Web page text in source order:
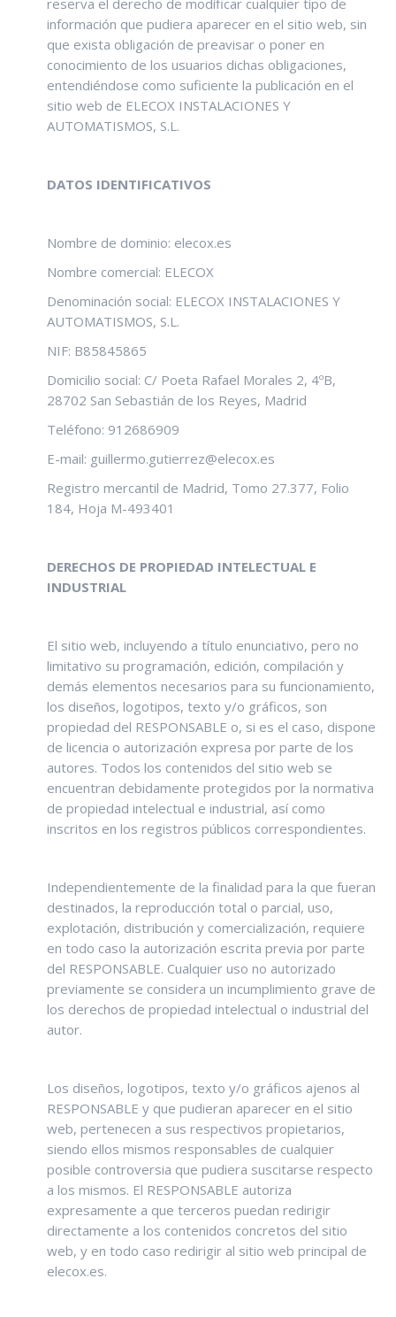
reserva el derecho de modificar cualquier tipo de
información que pudiera aparecer en el sitio web, sin
que exista obligación de preavisar o poner en
conocimiento de los usuarios dichas obligaciones,
entendiéndose como suficiente la publicación en el
sitio web de ELECOX INSTALACIONES Y
AUTOMATISMOS, S.L.
DATOS IDENTIFICATIVOS
Nombre de dominio: elecox.es
Nombre comercial: ELECOX
Denominación social: ELECOX INSTALACIONES Y
AUTOMATISMOS, S.L.
NIF: B85845865
Domicilio social: C/ Poeta Rafael Morales 2, 4ºB,
28702 San Sebastián de los Reyes, Madrid
Teléfono: 912686909
E-mail: guillermo.gutierrez@elecox.es
Registro mercantil de Madrid, Tomo 27.377, Folio
184, Hoja M-493401
DERECHOS DE PROPIEDAD INTELECTUAL E
INDUSTRIAL
El sitio web, incluyendo a título enunciativo, pero no
limitativo su programación, edición, compilación y
demás elementos necesarios para su funcionamiento,
los diseños, logotipos, texto y/o gráficos, son
propiedad del RESPONSABLE o, si es el caso, dispone
de licencia o autorización expresa por parte de los
autores. Todos los contenidos del sitio web se
encuentran debidamente protegidos por la normativa
de propiedad intelectual e industrial, así como
inscritos en los registros públicos correspondientes.
Independientemente de la finalidad para la que fueran
destinados, la reproducción total o parcial, uso,
explotación, distribución y comercialización, requiere
en todo caso la autorización escrita previa por parte
del RESPONSABLE. Cualquier uso no autorizado
previamente se considera un incumplimiento grave de
los derechos de propiedad intelectual o industrial del
autor.
Los diseños, logotipos, texto y/o gráficos ajenos al
RESPONSABLE y que pudieran aparecer en el sitio
web, pertenecen a sus respectivos propietarios,
siendo ellos mismos responsables de cualquier
posible controversia que pudiera suscitarse respecto
a los mismos. El RESPONSABLE autoriza
expresamente a que terceros puedan redirigir
directamente a los contenidos concretos del sitio
web, y en todo caso redirigir al sitio web principal de
elecox.es.